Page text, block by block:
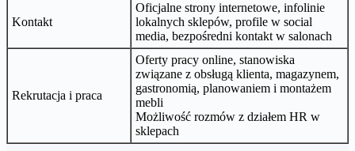
Kontakt
Oficjalne strony internetowe, infolinie
lokalnych sklepów, profile w social
media, bezpośredni kontakt w salonach
Rekrutacja i praca
Oferty pracy online, stanowiska
związane z obsługą klienta, magazynem,
gastronomią, planowaniem i montażem
mebli
Możliwość rozmów z działem HR w
sklepach